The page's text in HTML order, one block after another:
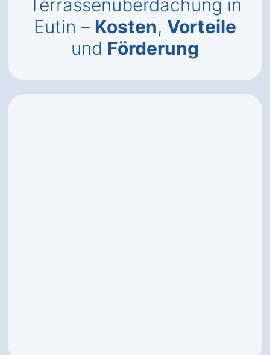
Terrassenüberdachung in
Eutin – Kosten, Vorteile
und Förderung